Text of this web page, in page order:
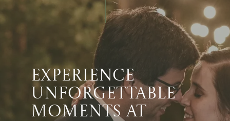
Experience
Unforgettable
Moments at